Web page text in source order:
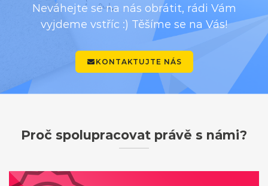
Neváhejte se na nás obrátit, rádi Vám
vyjdeme vstříc :) Těšíme se na Vás!
KONTAKTUJTE NÁS
Proč spolupracovat právě s námi?